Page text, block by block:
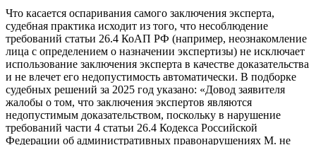
Что касается оспаривания самого заключения эксперта,
судебная практика исходит из того, что несоблюдение
требований статьи 26.4 КоАП РФ (например, неознакомление
лица с определением о назначении экспертизы) не исключает
использование заключения эксперта в качестве доказательства
и не влечет его недопустимость автоматически. В подборке
судебных решений за 2025 год указано: «Довод заявителя
жалобы о том, что заключения экспертов являются
недопустимым доказательством, поскольку в нарушение
требований части 4 статьи 26.4 Кодекса Российской
Федерации об административных правонарушениях М. не